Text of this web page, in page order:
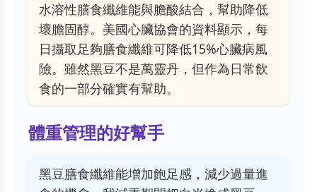
水溶性膳食纖維能與膽酸結合，幫助降低
壞膽固醇。美國心臟協會的資料顯示，每
日攝取足夠膳食纖維可降低15%心臟病風
險。雖然黑豆不是萬靈丹，但作為日常飲
食的一部分確實有幫助。
體重管理的好幫手
黑豆膳食纖維能增加飽足感，減少過量進